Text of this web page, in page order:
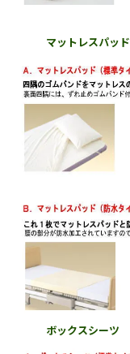
マットレスパッド
ボックスシーツ